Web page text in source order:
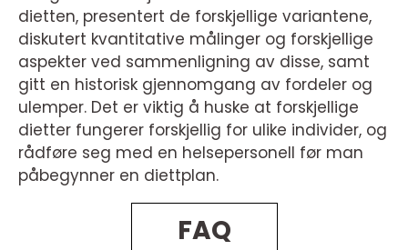
dietten, presentert de forskjellige variantene,
diskutert kvantitative målinger og forskjellige
aspekter ved sammenligning av disse, samt
gitt en historisk gjennomgang av fordeler og
ulemper. Det er viktig å huske at forskjellige
dietter fungerer forskjellig for ulike individer, og
rådføre seg med en helsepersonell før man
påbegynner en diettplan.
FAQ